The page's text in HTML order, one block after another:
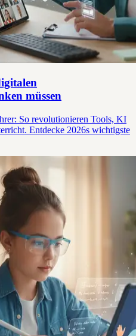
müssen
So revolutionieren Tools, KI
Entdecke 2026s wichtigste